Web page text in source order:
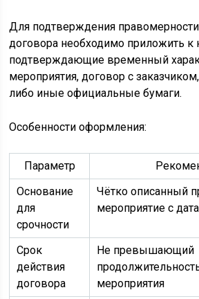
Для подтверждения
договора необходимо приложить
подтверждающие временный
мероприятия, договор с
либо иные официальные бумаги.
Особенности оформления:
Параметр
Основание
для
срочности
Чётко описанный
мероприятие с
Срок
действия
договора
Не превышающий
мероприятия